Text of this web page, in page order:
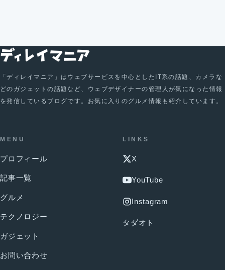
「ディレイマニア」はウェブサービスを中心としたIT系の話題、カメラな
どのガジェットの話題など、ウェブデザイナーの管理人が気になった情報
を発信しているブログです。お気に入りのグルメ情報も紹介しています。
MENU
プロフィール
記事一覧
グルメ
テクノロジー
ガジェット
お問い合わせ
LINKS
X
YouTube
Instagram
タダオト